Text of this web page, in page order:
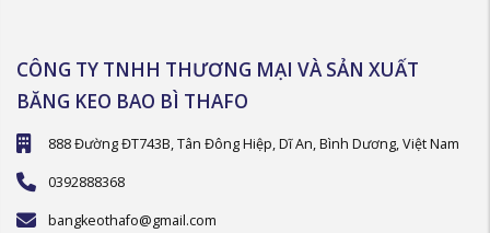
CÔNG TY TNHH THƯƠNG MẠI VÀ SẢN XUẤT
BĂNG KEO BAO BÌ THAFO
888 Đường ĐT743B, Tân Đông Hiệp, Dĩ An, Bình Dương, Việt Nam
0392888368
bangkeothafo@gmail.com